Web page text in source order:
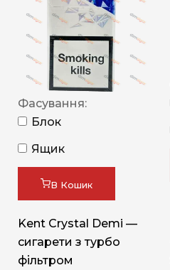
Фасування:
Блок
Ящик
В Кошик
Kent Crystal Demi —
сигарети з турбо
фільтром